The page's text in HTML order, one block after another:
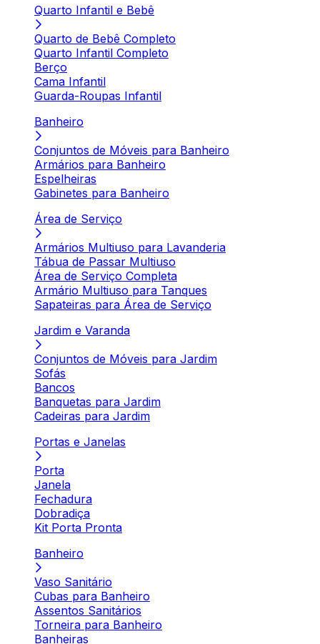
Quarto Infantil e Bebê
Quarto de Bebê Completo
Quarto Infantil Completo
Berço
Cama Infantil
Guarda-Roupas Infantil
Banheiro
Conjuntos de Móveis para Banheiro
Armários para Banheiro
Espelheiras
Gabinetes para Banheiro
Área de Serviço
Armários Multiuso para Lavanderia
Tábua de Passar Multiuso
Área de Serviço Completa
Armário Multiuso para Tanques
Sapateiras para Área de Serviço
Jardim e Varanda
Conjuntos de Móveis para Jardim
Sofás
Bancos
Banquetas para Jardim
Cadeiras para Jardim
Portas e Janelas
Porta
Janela
Fechadura
Dobradiça
Kit Porta Pronta
Banheiro
Vaso Sanitário
Cubas para Banheiro
Assentos Sanitários
Torneira para Banheiro
Banheiras